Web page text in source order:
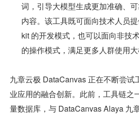
词，引导大模型生成更加准确、
内容。该工具既可面向技术人员
kit 的开发模式，也可以面向非技
的操作模式，满足更多人群使用大
九章云极 DataCanvas 正在不断尝试
业应用的融合创新。此前，工具链之
量数据库，与 DataCanvas Alaya 九